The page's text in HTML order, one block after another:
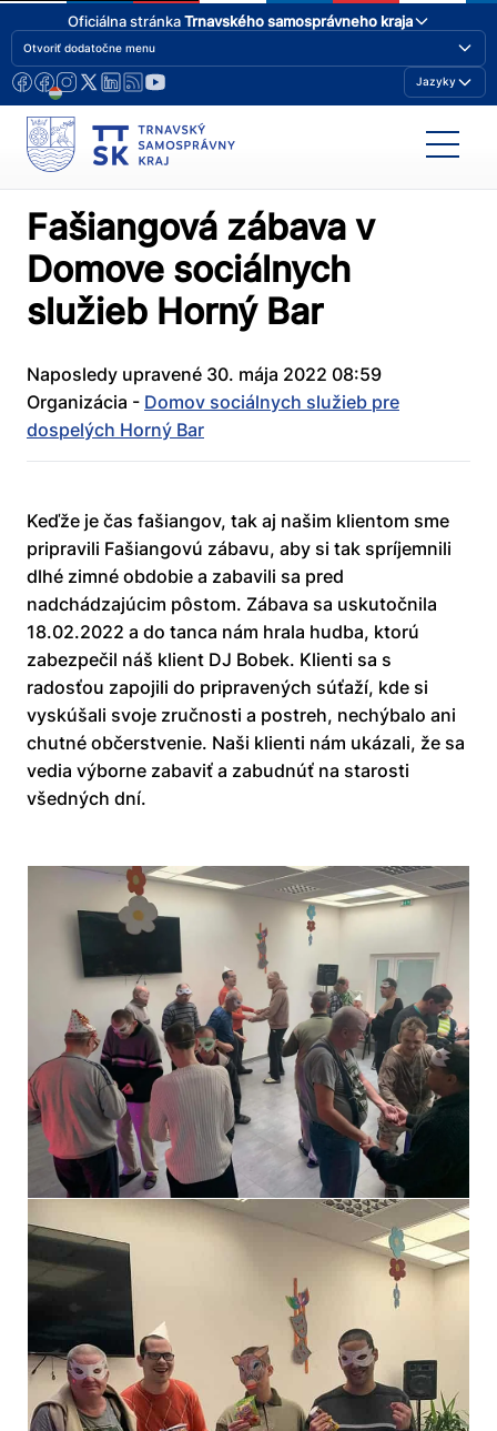
Oficiálna stránkaTrnavského samosprávneho kraja
Otvoriť dodatočne menu
Jazyky
Fašiangová zábava v
Domove sociálnych
služieb Horný Bar
Naposledy upravené 30. mája 2022 08:59
Organizácia - Domov sociálnych služieb pre
dospelých Horný Bar
Keďže je čas fašiangov, tak aj našim klientom sme
pripravili Fašiangovú zábavu, aby si tak spríjemnili
dlhé zimné obdobie a zabavili sa pred
nadchádzajúcim pôstom. Zábava sa uskutočnila
18.02.2022 a do tanca nám hrala hudba, ktorú
zabezpečil náš klient DJ Bobek. Klienti sa s
radosťou zapojili do pripravených súťaží, kde si
vyskúšali svoje zručnosti a postreh, nechýbalo ani
chutné občerstvenie. Naši klienti nám ukázali, že sa
vedia výborne zabaviť a zabudnúť na starosti
všedných dní.